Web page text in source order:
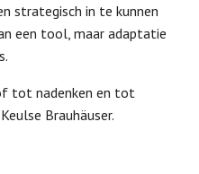
strategisch in te kunnen
een tool, maar adaptatie
tot nadenken en tot
Brauhäuser.